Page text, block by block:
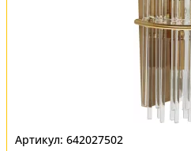
642027502